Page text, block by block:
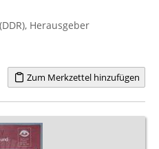
Herausgeber
Zum Merkzettel hinzufügen